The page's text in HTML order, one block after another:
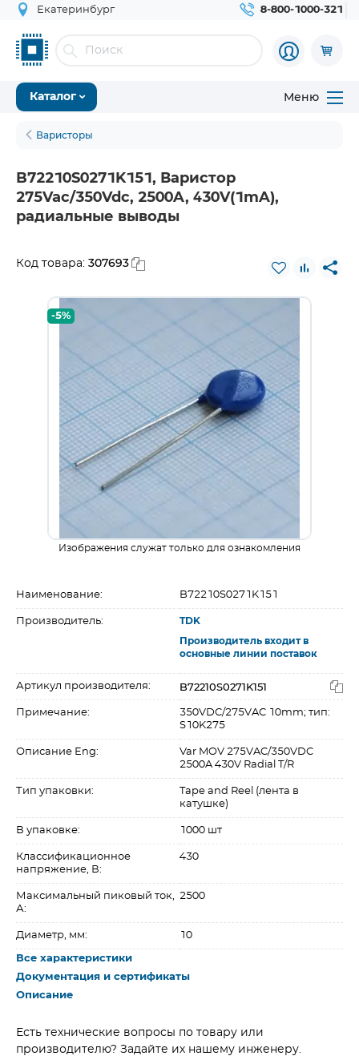
Екатеринбург 8-800-1000-321
Каталог Меню
Варисторы
B72210S0271K151, Варистор
275Vac/350Vdc, 2500A, 430V(1mA),
радиальные выводы
Код товара: 307693
-5%
Изображения служат только для ознакомления
Наименование: B72210S0271K151
Производитель: TDK
Производитель входит в
основные линии поставок
Артикул производителя: B72210S0271K151
Примечание:
350VDC/275VAC 10mm; тип:
S10K275
Описание Eng:
Var MOV 275VAC/350VDC
2500A 430V Radial T/R
Тип упаковки:
Tape and Reel (лента в
катушке)
В упаковке: 1000 шт
Классификационное
напряжение, В:
430
Максимальный пиковый ток,
А:
2500
Диаметр, мм: 10
Все характеристики
Документация и сертификаты
Описание
Есть технические вопросы по товару или
производителю? Задайте их нашему инженеру.